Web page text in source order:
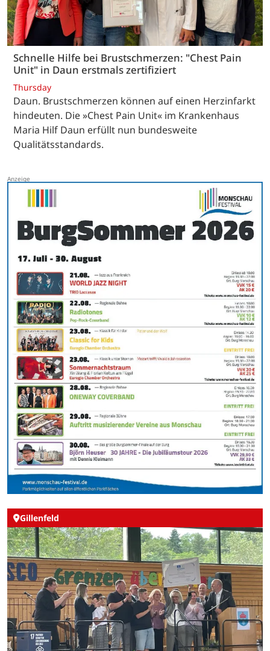
Schnelle Hilfe bei Brustschmerzen: "Chest Pain
Unit" in Daun erstmals zertifiziert
Thursday
Daun. Brustschmerzen können auf einen Herzinfarkt
hindeuten. Die »Chest Pain Unit« im Krankenhaus
Maria Hilf Daun erfüllt nun bundesweite
Qualitätsstandards.
Gillenfeld